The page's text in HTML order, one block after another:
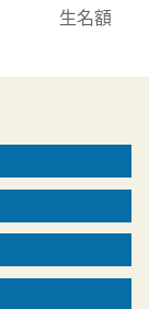
生名額